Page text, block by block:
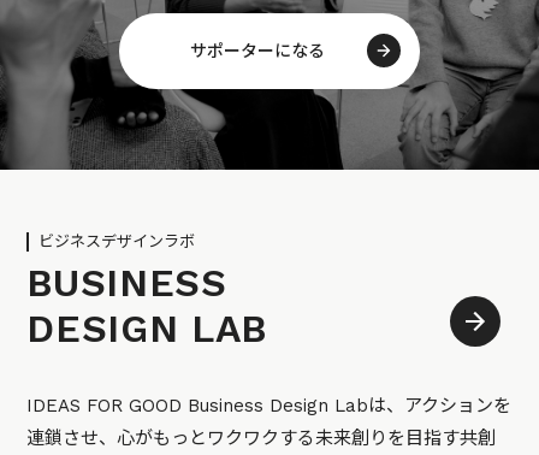
サポーターになる
ビジネスデザインラボ
BUSINESS
DESIGN LAB
IDEAS FOR GOOD Business Design Labは、アクションを
連鎖させ、心がもっとワクワクする未来創りを目指す共創